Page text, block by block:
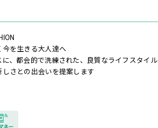
今を生きる大人達へ
、都会的で洗練された、良質なライフスタイル
さとの出会いを提案します